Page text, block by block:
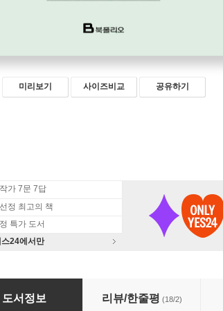
미리보기 사이즈비교 공유하기
가 7문 7답
정 최고의 책
특가 도서
스24에서만
을 받아들일 때 얻는 것들
도서정보 리뷰/한줄평 (18/2)